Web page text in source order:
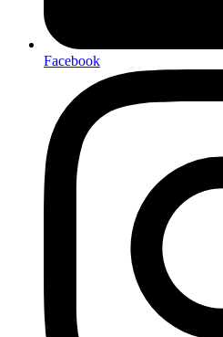
Facebook